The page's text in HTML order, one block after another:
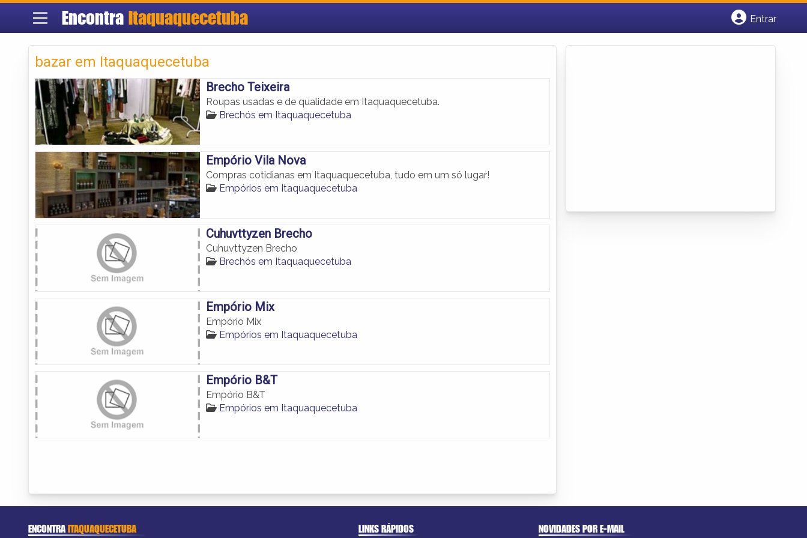
EncontraItaquaquecetuba
Entrar
bazar em Itaquaquecetuba
Brecho Teixeira
Roupas usadas e de qualidade em Itaquaquecetuba.
Brechós em Itaquaquecetuba
Empório Vila Nova
Compras cotidianas em Itaquaquecetuba, tudo em um só lugar!
Empórios em Itaquaquecetuba
Cuhuvttyzen Brecho
Cuhuvttyzen Brecho
Brechós em Itaquaquecetuba
Empório Mix
Empório Mix
Empórios em Itaquaquecetuba
Empório B&T
Empório B&T
Empórios em Itaquaquecetuba
ENCONTRAITAQUAQUECETUBA LINKS RÁPIDOS NOVIDADES POR E-MAIL